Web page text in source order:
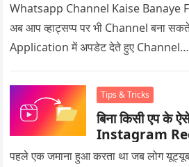
Whatsapp Channel Kaise Banaye
अब आप व्हाट्सप्प पर भी Channel बना
Application में अपडेट देते हुए Channel…
Tips & Tricks
बिना किसी एप
Instagram
पहले एक जमाना हुआ करता था जब लोग